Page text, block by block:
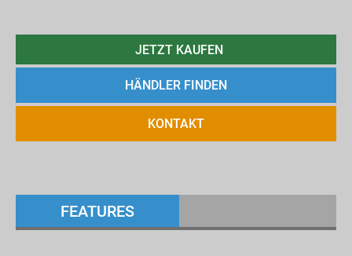
JETZT KAUFEN
HÄNDLER FINDEN
KONTAKT
FEATURES